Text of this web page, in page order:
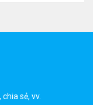
sẻ, vv.